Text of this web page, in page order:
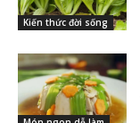
Kiến thức đời sống